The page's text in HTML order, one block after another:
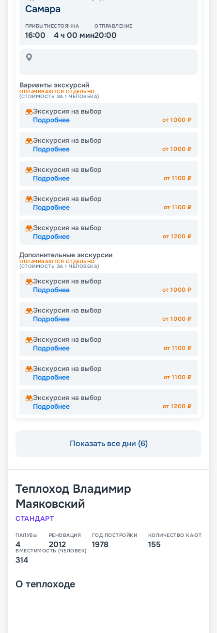
Самара
ПРИБЫТИЕ
16:00
СТОЯНКА
4 ч 00 мин
ОТПРАВЛЕНИЕ
20:00
Варианты экскурсий
ОПЛАЧИВАЮТСЯ ОТДЕЛЬНО
(СТОИМОСТЬ ЗА 1 ЧЕЛОВЕКА)
Экскурсия на выбор
Подробнее
от1000 ₽
Экскурсия на выбор
Подробнее
от1000 ₽
Экскурсия на выбор
Подробнее
от1100 ₽
Экскурсия на выбор
Подробнее
от1100 ₽
Экскурсия на выбор
Подробнее
от1200 ₽
Дополнительные экскурсии
ОПЛАЧИВАЮТСЯ ОТДЕЛЬНО
(СТОИМОСТЬ ЗА 1 ЧЕЛОВЕКА)
Экскурсия на выбор
Подробнее
от1000 ₽
Экскурсия на выбор
Подробнее
от1000 ₽
Экскурсия на выбор
Подробнее
от1100 ₽
Экскурсия на выбор
Подробнее
от1100 ₽
Экскурсия на выбор
Подробнее
от1200 ₽
Показать все дни (6)
Теплоход Владимир
Маяковский
СТАНДАРТ
ПАЛУБЫ
4
РЕНОВАЦИЯ
2012
ГОД ПОСТРОЙКИ
1978
КОЛИЧЕСТВО КАЮТ
155
ВМЕСТИМОСТЬ (ЧЕЛОВЕК)
314
О теплоходе